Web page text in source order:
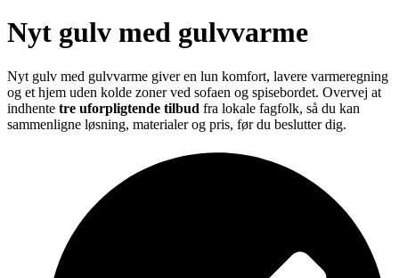
Nyt gulv med gulvvarme
Nyt gulv med gulvvarme giver en lun komfort, lavere varmeregning
og et hjem uden kolde zoner ved sofaen og spisebordet. Overvej at
indhente tre uforpligtende tilbud fra lokale fagfolk, så du kan
sammenligne løsning, materialer og pris, før du beslutter dig.